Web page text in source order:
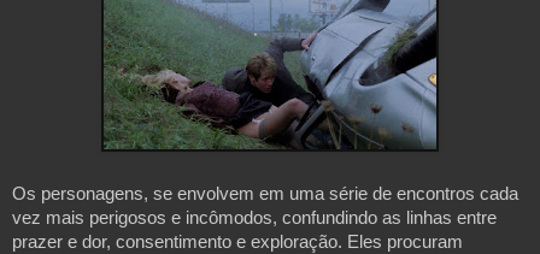
Os personagens, se envolvem em uma série de encontros cada
vez mais perigosos e incômodos, confundindo as linhas entre
prazer e dor, consentimento e exploração. Eles procuram